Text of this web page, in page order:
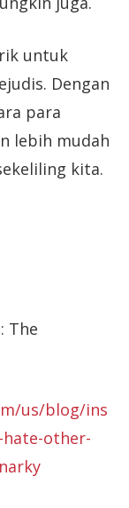
untuk
Dengan
para
lebih mudah
kita.
The
us/blog/ins
hate-other-